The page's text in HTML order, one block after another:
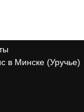
в Минске (Уручье)